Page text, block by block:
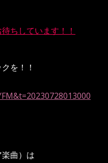
ちしています！！
を！！
曲）は